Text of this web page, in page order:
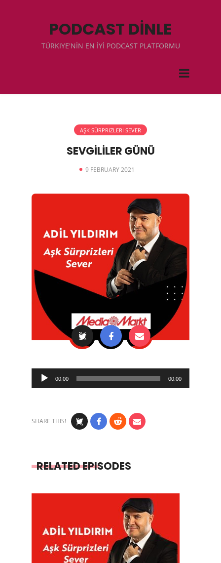
PODCAST DİNLE
TÜRKIYE'NİN EN İYİ PODCAST PLATFORMU
AŞK SÜRPRIZLERI SEVER
SEVGİLİLER GÜNÜ
9 FEBRUARY 2021
Audio
Player
00:00 00:00
SHARE THIS!
RELATED EPISODES